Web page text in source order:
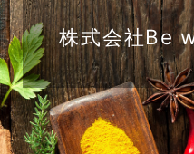
株式会社Be